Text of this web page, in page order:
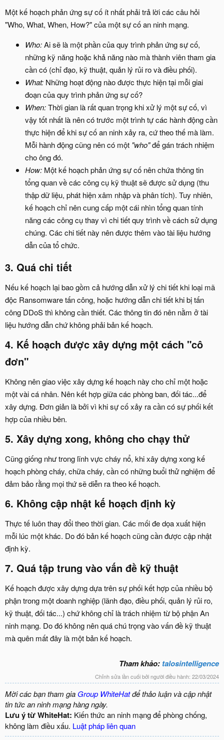
Một kế hoạch phản ứng sự cố ít nhất phải trả lời các câu hỏi
"Who, What, When, How?" của một sự cố an ninh mạng.
Who:Ai sẽ là một phần của quy trình phản ứng sự cố,
những kỹ năng hoặc khả năng nào mà thành viên tham gia
cần có (chỉ đạo, kỹ thuật, quản lý rủi ro và điều phối).
What: Những hoạt động nào được thực hiện tại mỗi giai
đoạn của quy trình phản ứng sự cố?
When:Thời gian là rất quan trọng khi xử lý một sự cố, vì
vậy tốt nhất là nên có trước một trình tự các hành động cần
thực hiện để khi sự cố an ninh xảy ra, cứ theo thế mà làm.
Mỗi hành động cũng nên có một "who"để gán trách nhiệm
cho ông đó.
How: Một kế hoạch phản ứng sự cố nên chứa thông tin
tổng quan về các công cụ kỹ thuật sẽ được sử dụng (thu
thập dữ liệu, phát hiện xâm nhập và phân tích). Tuy nhiên,
kế hoạch chỉ nên cung cấp một cái nhìn tổng quan tính
năng các công cụ thay vì chi tiết quy trình về cách sử dụng
chúng. Các chi tiết này nên được thêm vào tài liệu hướng
dẫn của tổ chức.
3. Quá chi tiết​
Nếu kế hoạch lại bao gồm cả hướng dẫn xử lý chi tiết khi loại mã
độc Ransomware tấn công, hoặc hướng dẫn chi tiết khi bị tấn
công DDoS thì không cần thiết. Các thông tin đó nên nằm ở tài
liệu hướng dẫn chứ không phải bản kế hoạch.
4. Kế hoạch được xây dựng một cách "cô
đơn"​
Không nên giao việc xây dựng kế hoạch này cho chỉ một hoặc
một vài cá nhân. Nên kết hợp giữa các phòng ban, đối tác...để
xây dựng. Đơn giản là bởi vì khi sự cố xảy ra cần có sự phối kết
hợp của nhiều bên.
5. Xây dựng xong, không cho chạy thử​
Cũng giống như trong lĩnh vực cháy nổ, khi xây dựng xong kế
hoạch phòng cháy, chữa cháy, cần có những buổi thử nghiệm để
đảm bảo rằng mọi thứ sẽ diễn ra theo kế hoạch.
6. Không cập nhật kế hoạch định kỳ​
Thực tế luôn thay đổi theo thời gian. Các mối đe dọa xuất hiện
mỗi lúc một khác. Do đó bản kế hoạch cũng cần được cập nhật
định kỳ.
7. Quá tập trung vào vấn đề kỹ thuật​
Kế hoạch được xây dựng dựa trên sự phối kết hợp của nhiều bộ
phận trong một doanh nghiệp (lãnh đạo, điều phối, quản lý rủi ro,
kỹ thuật, đối tác...) chứ không chỉ là trách nhiệm từ bộ phận An
ninh mạng. Do đó không nên quá chú trọng vào vấn đề kỹ thuật
mà quên mất đây là một bản kế hoạch.
Tham khảo: talosintelligence
Chỉnh sửa lần cuối bởi người điều hành: 22/03/2024
Mời các bạn tham gia Group WhiteHatđể thảo luận và cập nhật
tin tức an ninh mạng hàng ngày.
Lưu ý từ WhiteHat: Kiến thức an ninh mạng để phòng chống,
không làm điều xấu. Luật pháp liên quan